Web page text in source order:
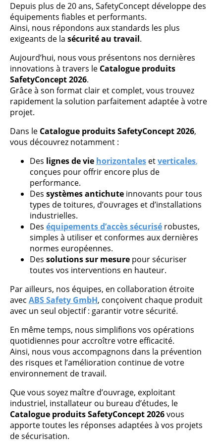
Depuis plus de 20 ans, SafetyConcept développe des
équipements fiables et performants.
Ainsi, nous répondons aux standards les plus
exigeants de la sécurité au travail.
Aujourd’hui, nous vous présentons nos dernières
innovations à travers le Catalogue produits
SafetyConcept 2026.
Grâce à son format clair et complet, vous trouvez
rapidement la solution parfaitement adaptée à votre
projet.
Dans le Catalogue produits SafetyConcept 2026,
vous découvrez notamment :
Des lignes de vie horizontales etverticales,
conçues pour offrir encore plus de
performance.
Des systèmes antichute innovants pour tous
types de toitures, d’ouvrages et d’installations
industrielles.
Des équipements d’accès sécurisé robustes,
simples à utiliser et conformes aux dernières
normes européennes.
Des solutions sur mesure pour sécuriser
toutes vos interventions en hauteur.
Par ailleurs, nos équipes, en collaboration étroite
avec ABS Safety GmbH, conçoivent chaque produit
avec un seul objectif : garantir votre sécurité.
En même temps, nous simplifions vos opérations
quotidiennes pour accroître votre efficacité.
Ainsi, nous vous accompagnons dans la prévention
des risques et l’amélioration continue de votre
environnement de travail.
Que vous soyez maître d’ouvrage, exploitant
industriel, installateur ou bureau d’études, le
Catalogue produits SafetyConcept 2026vous
apporte toutes les réponses adaptées à vos projets
de sécurisation.